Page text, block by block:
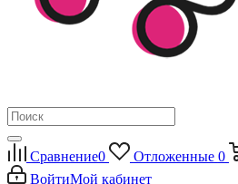
Сравнение0 Отложенные 0
ВойтиМой кабинет